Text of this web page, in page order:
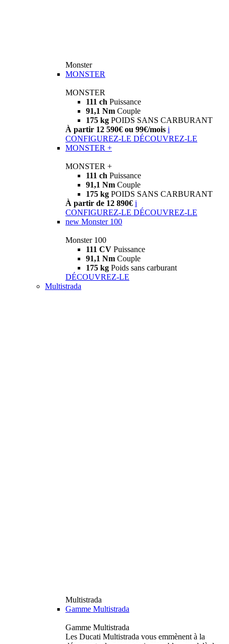
Monster
MONSTER
MONSTER
111 ch Puissance
91,1 Nm Couple
175 kg POIDS SANS CARBURANT
À partir 12 590€ ou 99€/mois i
CONFIGUREZ-LE DÉCOUVREZ-LE
MONSTER +
MONSTER +
111 ch Puissance
91,1 Nm Couple
175 kg POIDS SANS CARBURANT
À partir de 12 890€ i
CONFIGUREZ-LE DÉCOUVREZ-LE
new Monster 100
Monster 100
111 CV Puissance
91,1 Nm Couple
175 kg Poids sans carburant
DÉCOUVREZ-LE
Multistrada
Multistrada
Gamme Multistrada
Gamme Multistrada
Les Ducati Multistrada vous emmènent à la